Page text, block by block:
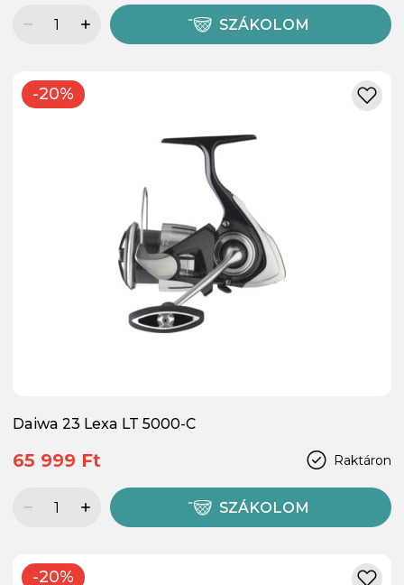
SZÁKOLOM
-20%
Daiwa 23 Lexa LT 5000-C
Raktáron
65 999 Ft
SZÁKOLOM
-20%